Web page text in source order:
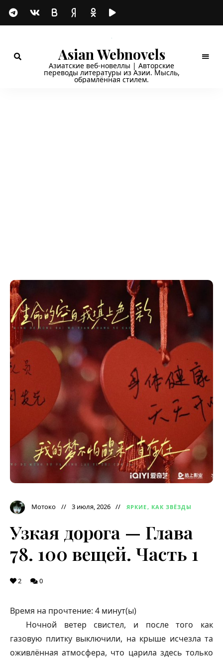
Asian Webnovels
Азиатские веб-новеллы | Авторские
переводы литературы из Азии. Мысль,
обрамлённая стилем.
Мотоко 3 июля, 2026 ЯРКИЕ, КАК ЗВЁЗДЫ
Узкая дорога — Глава
78. 100 вещей. Часть 1
2 0
Время на прочтение: 4 минут(ы)
Ночной ветер свистел, и после того как
газовую плитку выключили, на крыше исчезла та
оживлённая атмосфера, что царила здесь только